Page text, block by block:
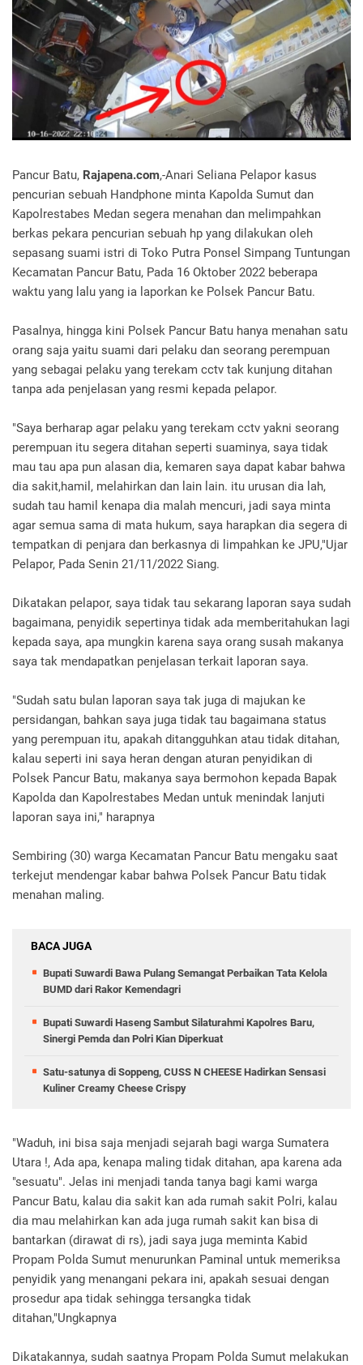
Pancur Batu, Rajapena.com,-Anari Seliana Pelapor kasus
pencurian sebuah Handphone minta Kapolda Sumut dan
Kapolrestabes Medan segera menahan dan melimpahkan
berkas pekara pencurian sebuah hp yang dilakukan oleh
sepasang suami istri di Toko Putra Ponsel Simpang Tuntungan
Kecamatan Pancur Batu, Pada 16 Oktober 2022 beberapa
waktu yang lalu yang ia laporkan ke Polsek Pancur Batu.
Pasalnya, hingga kini Polsek Pancur Batu hanya menahan satu
orang saja yaitu suami dari pelaku dan seorang perempuan
yang sebagai pelaku yang terekam cctv tak kunjung ditahan
tanpa ada penjelasan yang resmi kepada pelapor.
"Saya berharap agar pelaku yang terekam cctv yakni seorang
perempuan itu segera ditahan seperti suaminya, saya tidak
mau tau apa pun alasan dia, kemaren saya dapat kabar bahwa
dia sakit,hamil, melahirkan dan lain lain. itu urusan dia lah,
sudah tau hamil kenapa dia malah mencuri, jadi saya minta
agar semua sama di mata hukum, saya harapkan dia segera di
tempatkan di penjara dan berkasnya di limpahkan ke JPU,"Ujar
Pelapor, Pada Senin 21/11/2022 Siang.
Dikatakan pelapor, saya tidak tau sekarang laporan saya sudah
bagaimana, penyidik sepertinya tidak ada memberitahukan lagi
kepada saya, apa mungkin karena saya orang susah makanya
saya tak mendapatkan penjelasan terkait laporan saya.
"Sudah satu bulan laporan saya tak juga di majukan ke
persidangan, bahkan saya juga tidak tau bagaimana status
yang perempuan itu, apakah ditangguhkan atau tidak ditahan,
kalau seperti ini saya heran dengan aturan penyidikan di
Polsek Pancur Batu, makanya saya bermohon kepada Bapak
Kapolda dan Kapolrestabes Medan untuk menindak lanjuti
laporan saya ini," harapnya
Sembiring (30) warga Kecamatan Pancur Batu mengaku saat
terkejut mendengar kabar bahwa Polsek Pancur Batu tidak
menahan maling.
BACA JUGA
Bupati Suwardi Bawa Pulang Semangat Perbaikan Tata Kelola
BUMD dari Rakor Kemendagri
Bupati Suwardi Haseng Sambut Silaturahmi Kapolres Baru,
Sinergi Pemda dan Polri Kian Diperkuat
Satu-satunya di Soppeng, CUSS N CHEESE Hadirkan Sensasi
Kuliner Creamy Cheese Crispy
"Waduh, ini bisa saja menjadi sejarah bagi warga Sumatera
Utara !, Ada apa, kenapa maling tidak ditahan, apa karena ada
"sesuatu". Jelas ini menjadi tanda tanya bagi kami warga
Pancur Batu, kalau dia sakit kan ada rumah sakit Polri, kalau
dia mau melahirkan kan ada juga rumah sakit kan bisa di
bantarkan (dirawat di rs), jadi saya juga meminta Kabid
Propam Polda Sumut menurunkan Paminal untuk memeriksa
penyidik yang menangani pekara ini, apakah sesuai dengan
prosedur apa tidak sehingga tersangka tidak
ditahan,"Ungkapnya
Dikatakannya, sudah saatnya Propam Polda Sumut melakukan